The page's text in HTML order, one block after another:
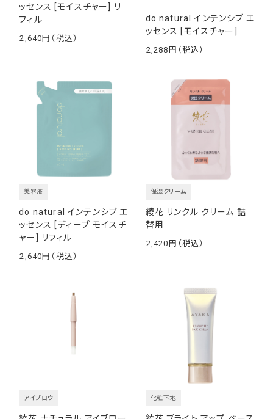
ッセンス [モイスチャー] リ
フィル
2,640
do natural インテンシブ エ
ッセンス [モイスチャー]
2,288
do natural インテンシブ エ
ッセンス [ディープ モイスチ
ャー] リフィル
美容液
2,640
綾花 リンクル クリーム 詰
替用
保湿クリーム
2,420
アイブロウ 化粧下地